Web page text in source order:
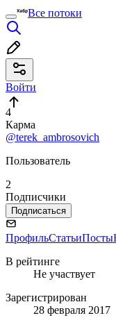
Все потоки
Войти
4
Карма
@terek_ambrosovich
Пользователь
2
Подписчики
Подписаться
ПрофильСтатьиПосты
В рейтинге
Не участвует
Зарегистрирован
28 февраля 2017